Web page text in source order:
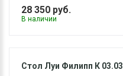
28 350 руб.
В наличии
Стол Луи Филипп К 03.03